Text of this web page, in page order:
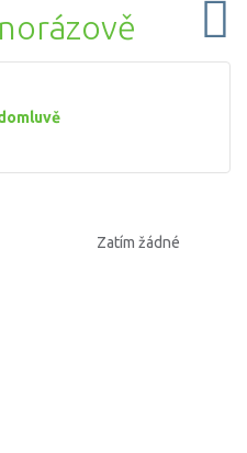
Zatím žádné